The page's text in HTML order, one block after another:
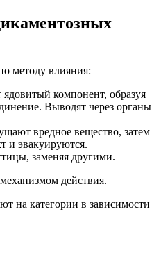
методу влияния:
компонент, образуя
Выводят через органы
вредное вещество, затем
и эвакуируются.
заменяя другими.
действия.
на категории в зависимости